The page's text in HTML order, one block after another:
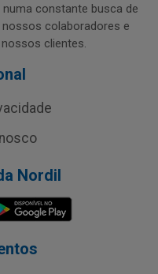
constante busca de
colaboradores e
clientes.
Nordil